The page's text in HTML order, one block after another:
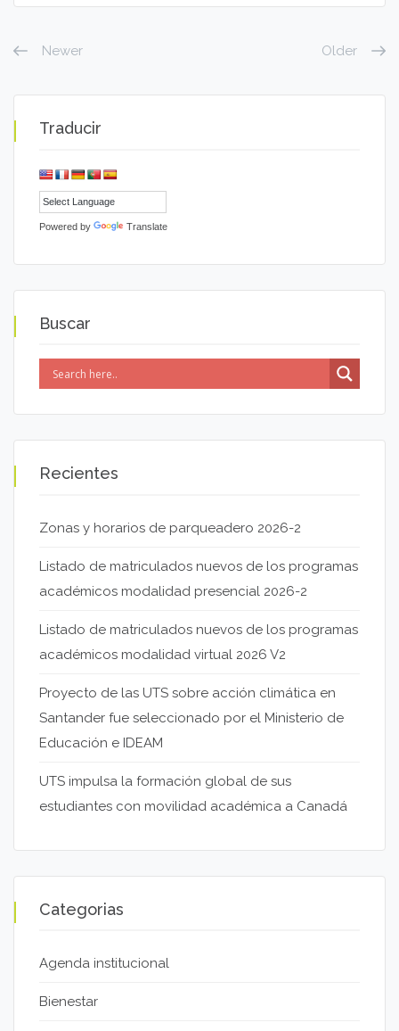
Newer Older
Traducir
Powered by Translate
Buscar
Recientes
Zonas y horarios de parqueadero 2026-2
Listado de matriculados nuevos de los programas
académicos modalidad presencial 2026-2
Listado de matriculados nuevos de los programas
académicos modalidad virtual 2026 V2
Proyecto de las UTS sobre acción climática en
Santander fue seleccionado por el Ministerio de
Educación e IDEAM
UTS impulsa la formación global de sus
estudiantes con movilidad académica a Canadá
Categorias
Agenda institucional
Bienestar